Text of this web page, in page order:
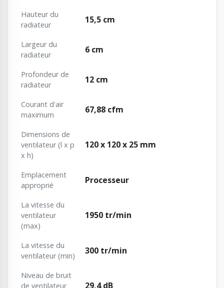
Hauteur du
radiateur
15,5 cm
Largeur du
radiateur
6 cm
Profondeur de
radiateur
12 cm
Courant d'air
maximum
67,88 cfm
Dimensions de
ventilateur (l x p
x h)
120 x 120 x 25 mm
Emplacement
approprié
Processeur
La vitesse du
ventilateur
(max)
1950 tr/min
La vitesse du
ventilateur (min)
300 tr/min
Niveau de bruit
de ventilateur
29,4 dB